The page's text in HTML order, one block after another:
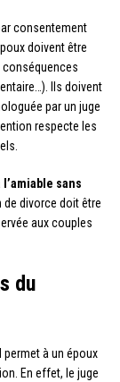
consentement
doivent être
conséquences
Ils doivent
par un juge
respecte les
sans
de divorce doit être
aux couples
du
permet à un époux
En effet, le juge